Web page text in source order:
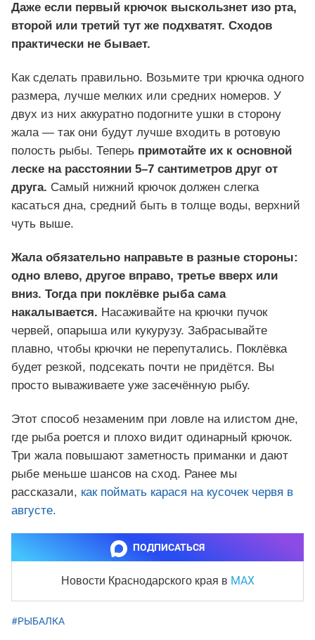
Даже если первый крючок выскользнет изо рта,
второй или третий тут же подхватят. Сходов
практически не бывает.
Как сделать правильно. Возьмите три крючка одного
размера, лучше мелких или средних номеров. У
двух из них аккуратно подогните ушки в сторону
жала — так они будут лучше входить в ротовую
полость рыбы. Теперь примотайте их к основной
леске на расстоянии 5–7 сантиметров друг от
друга. Самый нижний крючок должен слегка
касаться дна, средний быть в толще воды, верхний
чуть выше.
Жала обязательно направьте в разные стороны:
одно влево, другое вправо, третье вверх или
вниз. Тогда при поклёвке рыба сама
накалывается. Насаживайте на крючки пучок
червей, опарыша или кукурузу. Забрасывайте
плавно, чтобы крючки не перепутались. Поклёвка
будет резкой, подсекать почти не придётся. Вы
просто вываживаете уже засечённую рыбу.
Этот способ незаменим при ловле на илистом дне,
где рыба роется и плохо видит одинарный крючок.
Три жала повышают заметность приманки и дают
рыбе меньше шансов на сход. Ранее мы
рассказали, как поймать карася на кусочек червя в
августе.
ПОДПИСАТЬСЯ
Новости Краснодарского края в MAX
#РЫБАЛКА